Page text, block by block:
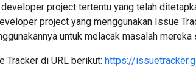
developer project tertentu yang telah
project yang menggunakan Issue
untuk melacak masalah mereka
Tracker di URL berikut: https://